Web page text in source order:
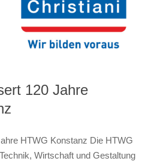
120 Jahre
HTWG Konstanz Die HTWG
Wirtschaft und Gestaltung